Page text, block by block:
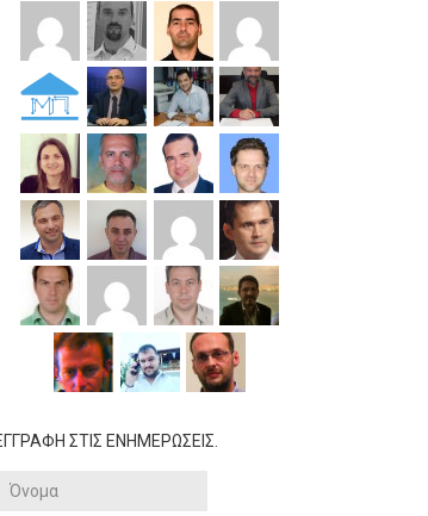
ΣΤΙΣ ΕΝΗΜΕΡΩΣΕΙΣ.